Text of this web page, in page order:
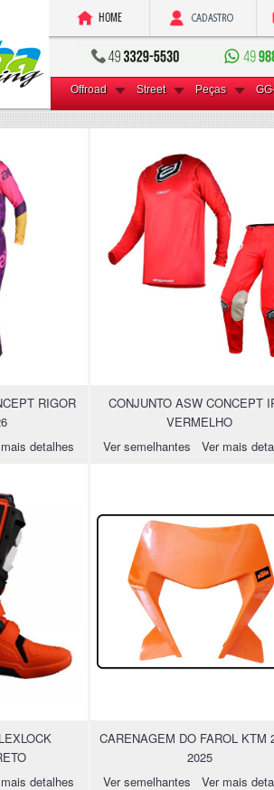
Offroad Street Peças
RIGOR
detalhes
CONJUNTO ASW CONCEPT
VERMELHO
Ver semelhantes
Ver mais
detalhes
CARENAGEM DO FAROL KTM
2025
Ver semelhantes
Ver mais